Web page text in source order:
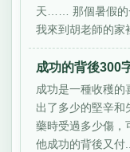
天…… 那個暑假的
我來到胡老師的家
成功的背後300
成功是一種收穫的
出了多少的堅辛和
藥時受過多少傷，
他成功的背後又付...